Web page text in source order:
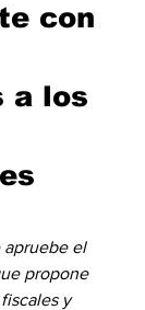
con
a los
apruebe el
propone
y